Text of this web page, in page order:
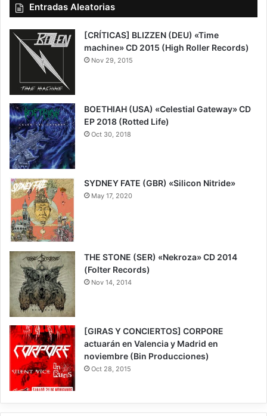
Entradas Aleatorias
[CRÍTICAS] BLIZZEN (DEU) «Time
machine» CD 2015 (High Roller Records)
Nov 29, 2015
6
BOETHIAH (USA) «Celestial Gateway» CD
EP 2018 (Rotted Life)
Oct 30, 2018
7
SYDNEY FATE (GBR) «Silicon Nitride»
May 17, 2020
8
THE STONE (SER) «Nekroza» CD 2014
(Folter Records)
Nov 14, 2014
[GIRAS Y CONCIERTOS] CORPORE
actuarán en Valencia y Madrid en
noviembre (Bin Producciones)
Oct 28, 2015